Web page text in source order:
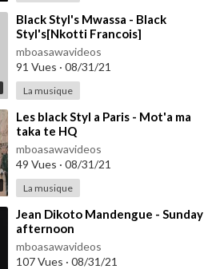
⁣Black Styl's Mwassa - Black
Styl's[Nkotti Francois]
mboasawavideos
91 Vues · 08/31/21
La musique
⁣Les black Styl a Paris - Mot'a ma
taka te HQ
mboasawavideos
49 Vues · 08/31/21
La musique
⁣Jean Dikoto Mandengue - Sunday
afternoon
mboasawavideos
107 Vues · 08/31/21